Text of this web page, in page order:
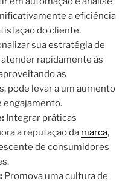
a eficiência
do cliente.
sua estratégia de
rapidamente às
as
pode levar a um aumento
engajamento.
Integrar práticas
a reputação da marca,
de consumidores
Promova uma cultura de